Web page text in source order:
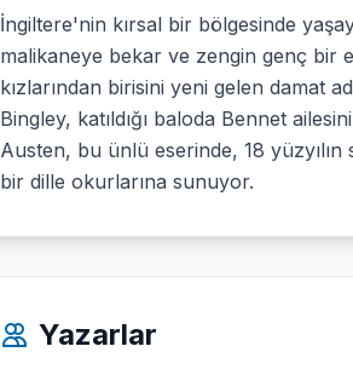
İngiltere'nin kırsal bir bölgesinde
malikaneye bekar ve zengin genç bir
kızlarından birisini yeni gelen damat
Bingley, katıldığı baloda Bennet
Austen, bu ünlü eserinde, 18
bir dille okurlarına sunuyor.
Yazarlar